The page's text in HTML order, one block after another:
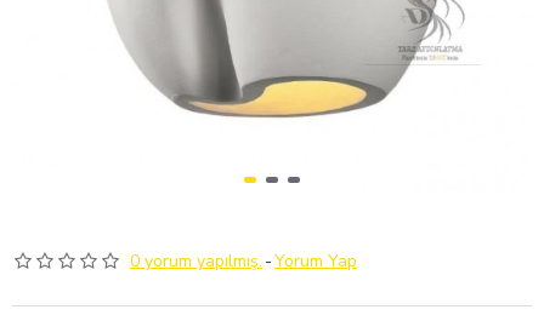
0 yorum yapılmış. -Yorum Yap